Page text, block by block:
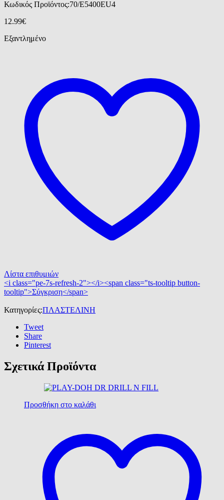
Κωδικός Προϊόντος:70/E5400EU4
12.99€
Εξαντλημένο
Λίστα επιθυμιών
<i class="pe-7s-refresh-2"></i><span class="ts-tooltip button-
tooltip">Σύγκριση</span>
Κατηγορίες:ΠΛΑΣΤΕΛΙΝΗ
Tweet
Share
Pinterest
Σχετικά Προϊόντα
Προσθήκη στο καλάθι